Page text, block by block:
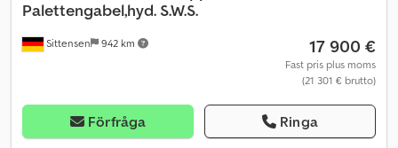
Sittensen 942 km
Palettengabel,hyd. S.W.S.
17 900 €
Fast pris plus moms
(21 301 € brutto)
Förfråga Ringa